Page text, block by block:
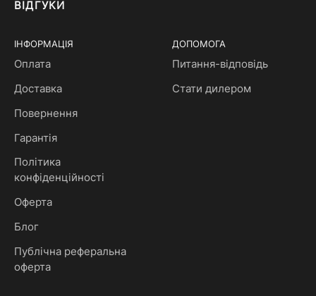
ВІДГУКИ
ІНФОРМАЦІЯ
Оплата
Доставка
Повернення
Гарантія
Політика
конфіденційності
Оферта
Блог
Публічна реферальна
оферта
ДОПОМОГА
Питання-відповідь
Стати дилером